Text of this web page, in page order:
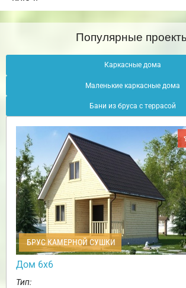
Популярные
Каркасные дома
Маленькие каркасные дома
Бани из бруса с террасой
БРУС КАМЕРНОЙ СУШКИ
Дом 6х6
Тип: